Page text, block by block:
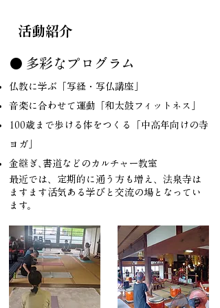
活動紹介
● 多彩なプログラム
仏教に学ぶ「写経・写仏講座」
音楽に合わせて運動「和太鼓フィットネス」
100歳まで歩ける体をつくる「中高年向けの寺
ヨガ」
金継ぎ､書道などのカルチャー教室
最近では、定期的に通う方も増え、法泉寺は
ますます活気ある学びと交流の場となってい
ます。